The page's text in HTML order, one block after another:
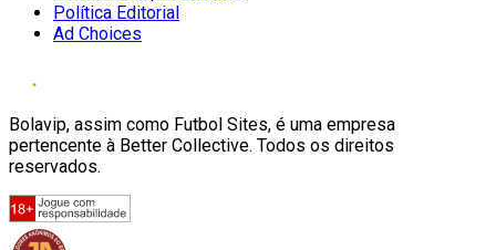
Política Editorial
Ad Choices
Bolavip, assim como Futbol Sites, é uma empresa
pertencente à Better Collective. Todos os direitos
reservados.